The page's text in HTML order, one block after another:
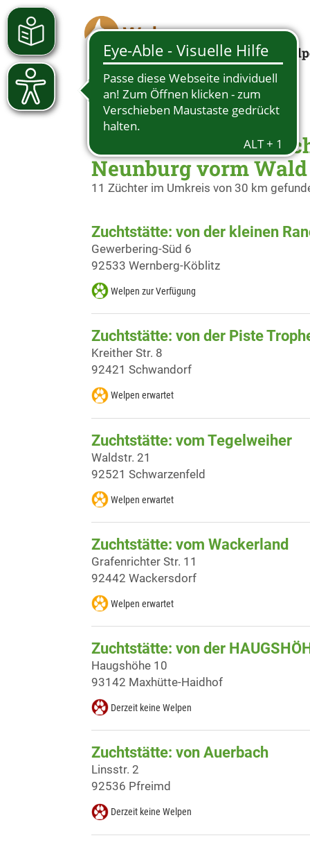
Züchter Deutscher
Neunburg vorm Wald
11 Züchter im Umkreis von 30 km
Zuchtstätte: von der kleinen
Gewerbering-Süd 6
92533 Wernberg-Köblitz
Welpen zur Verfügung
Zuchtstätte: von der Piste
Kreither Str. 8
92421 Schwandorf
Welpen erwartet
Zuchtstätte: vom Tegelweiher
Waldstr. 21
92521 Schwarzenfeld
Welpen erwartet
Zuchtstätte: vom Wackerland
Grafenrichter Str. 11
92442 Wackersdorf
Welpen erwartet
Zuchtstätte: von der
Haugshöhe 10
93142 Maxhütte-Haidhof
Derzeit keine Welpen
Zuchtstätte: von Auerbach
Linsstr. 2
92536 Pfreimd
Derzeit keine Welpen